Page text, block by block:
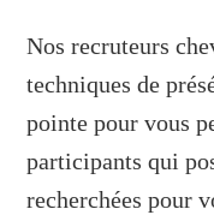
Nos recruteurs
techniques de
pointe pour vous
participants qui
recherchées pour